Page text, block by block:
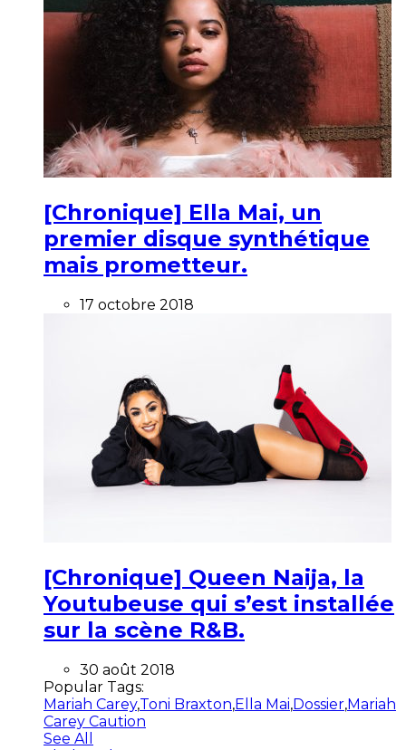
[Chronique] Ella Mai, un
premier disque synthétique
mais prometteur.
17 octobre 2018
[Chronique] Queen Naija, la
Youtubeuse qui s’est installée
sur la scène R&B.
30 août 2018
Popular Tags:
Mariah Carey,Toni Braxton,Ella Mai,Dossier,Mariah
Carey Caution
See All